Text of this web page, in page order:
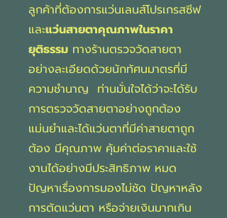
ลูกค้าที่ต้องการแว่นเลนส์โปรเกรสซีฟ
และแว่นสายตาคุณภาพในราคา
ยุติธรรม ทางร้านตรวจวัดสายตา
อย่างละเอียดด้วยนักทัศนมาตรที่มี
ความชำนาญ ท่านมั่นใจได้ว่าจะได้รับ
การตรวจวัดสายตาอย่างถูกต้อง
แม่นยำและได้แว่นตาที่มีค่าสายตาถูก
ต้อง มีคุณภาพ คุ้มค่าต่อราคาและใช้
งานได้อย่างมีประสิทธิภาพ หมด
ปัญหาเรื่องการมองไม่ชัด ปัญหาหลัง
การตัดแว่นตา หรือจ่ายเงินมากเกิน